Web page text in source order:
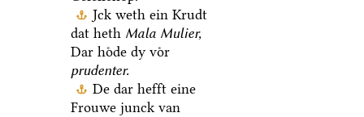
Jck weth ein Krudt
dat heth Mala Mulier,
Dar hoͤde dy voͤr
prudenter.
De dar hefft eine
Frouwe junck van